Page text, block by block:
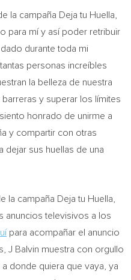
la campaña Deja tu Huella,
para mí y así poder retribuir
durante toda mi
personas increíbles
la belleza de nuestra
barreras y superar los límites
honrado de unirme a
y compartir con otras
dejar sus huellas de una
la campaña Deja tu Huella,
anuncios televisivos a los
para acompañar el anuncio
J Balvin muestra con orgullo
donde quiera que vaya, ya